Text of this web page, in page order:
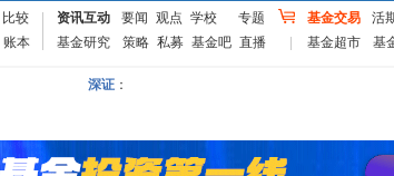
比较
账本
资讯互动 要闻 观点 学校
专题
基金研究
策略 私募 基金吧 直播
基金交易 活
基金超市
基
深证：